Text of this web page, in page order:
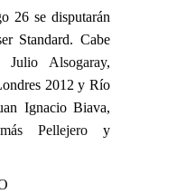
26 se disputarán
Standard. Cabe
Julio Alsogaray,
2012 y Río
Ignacio Biava,
Pellejero y